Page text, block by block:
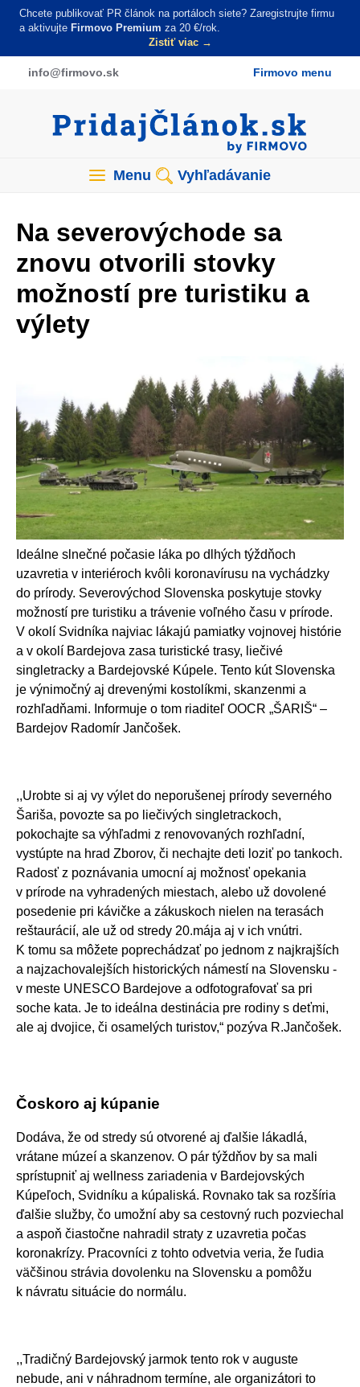
Skočiť
obsah
Chcete publikovať PR článok na portáloch siete? Zaregistrujte firmu
a aktivujte Firmovo Premium za 20 €/rok.
Zistiť viac →
info@firmovo.sk Firmovo menu
Menu Vyhľadávanie
Na severovýchode sa
znovu otvorili stovky
možností pre turistiku a
výlety
Ideálne slnečné počasie láka po dlhých týždňoch
uzavretia v interiéroch kvôli koronavírusu na vychádzky
do prírody. Severovýchod Slovenska poskytuje stovky
možností pre turistiku a trávenie voľného času v prírode.
V okolí Svidníka najviac lákajú pamiatky vojnovej histórie
a v okolí Bardejova zasa turistické trasy, liečivé
singletracky a Bardejovské Kúpele. Tento kút Slovenska
je výnimočný aj drevenými kostolíkmi, skanzenmi a
rozhľadňami. Informuje o tom riaditeľ OOCR „ŠARIŠ“ –
Bardejov Radomír Jančošek.
,,Urobte si aj vy výlet do neporušenej prírody severného
Šariša, povozte sa po liečivých singletrackoch,
pokochajte sa výhľadmi z renovovaných rozhľadní,
vystúpte na hrad Zborov, či nechajte deti loziť po tankoch.
Radosť z poznávania umocní aj možnosť opekania
v prírode na vyhradených miestach, alebo už dovolené
posedenie pri kávičke a zákuskoch nielen na terasách
reštaurácií, ale už od stredy 20.mája aj v ich vnútri.
K tomu sa môžete poprechádzať po jednom z najkrajších
a najzachovalejších historických námestí na Slovensku -
v meste UNESCO Bardejove a odfotografovať sa pri
soche kata. Je to ideálna destinácia pre rodiny s deťmi,
ale aj dvojice, či osamelých turistov,“ pozýva R.Jančošek.
Čoskoro aj kúpanie
Dodáva, že od stredy sú otvorené aj ďalšie lákadlá,
vrátane múzeí a skanzenov. O pár týždňov by sa mali
sprístupniť aj wellness zariadenia v Bardejovských
Kúpeľoch, Svidníku a kúpaliská. Rovnako tak sa rozšíria
ďalšie služby, čo umožní aby sa cestovný ruch pozviechal
a aspoň čiastočne nahradil straty z uzavretia počas
koronakrízy. Pracovníci z tohto odvetvia veria, že ľudia
väčšinou strávia dovolenku na Slovensku a pomôžu
k návratu situácie do normálu.
,,Tradičný Bardejovský jarmok tento rok v auguste
nebude, ani v náhradnom termíne, ale organizátori to